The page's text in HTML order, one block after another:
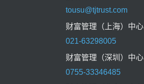
tousu@tjtrust.com
财富管理（上海）中心
021-63298005
财富管理（深圳）中心
0755-33346485